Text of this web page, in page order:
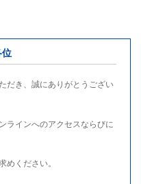
位
だき、誠にありがとうござい
ラインへのアクセスならびに
めください。